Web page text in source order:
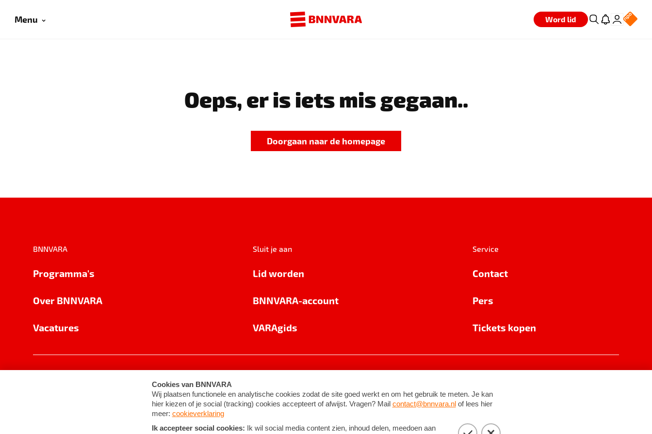
Menu Word lid
Oeps, er is iets mis gegaan..
Doorgaan naar de homepage
BNNVARA
Programma's
Over BNNVARA
Vacatures
Sluit je aan
Lid worden
BNNVARA-account
VARAgids
Service
Contact
Pers
Tickets kopen
Cookie-instellingen Algemene voorwaarden ©2026BNNVARA